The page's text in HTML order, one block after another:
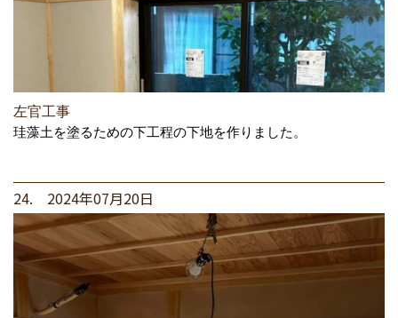
左官工事
珪藻土を塗るための下工程の下地を作りました。
24. 2024年07月20日